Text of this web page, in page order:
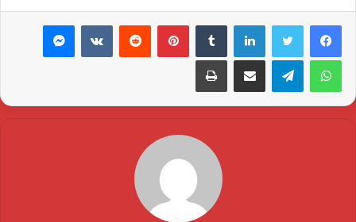
لينكدإن بينتيريست ماسنجر
واتساب تيلقرام مشاركة عبر البريد طباعة